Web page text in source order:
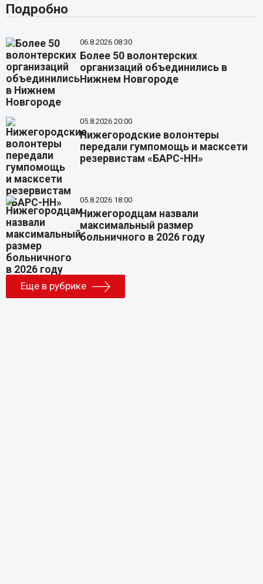
Подробно
06.8.2026 08:30
Более 50 волонтерских
организаций объединились в
Нижнем Новгороде
05.8.2026 20:00
Нижегородские волонтеры
передали гумпомощь и масксети
резервистам «БАРС-НН»
05.8.2026 18:00
Нижегородцам назвали
максимальный размер
больничного в 2026 году
Еще в рубрике